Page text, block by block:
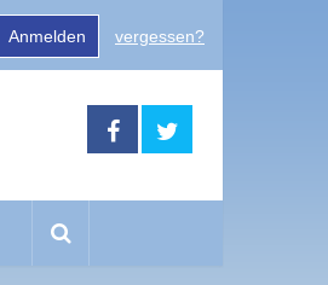
Anmelden vergessen?